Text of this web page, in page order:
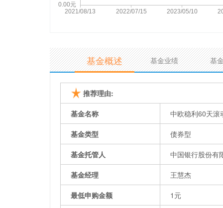
基金概述 基金业绩 基
推荐理由:
基金名称 中欧稳利60天滚
基金类型 债券型
基金托管人 中国银行股份有
基金经理 王慧杰
最低申购金额 1元